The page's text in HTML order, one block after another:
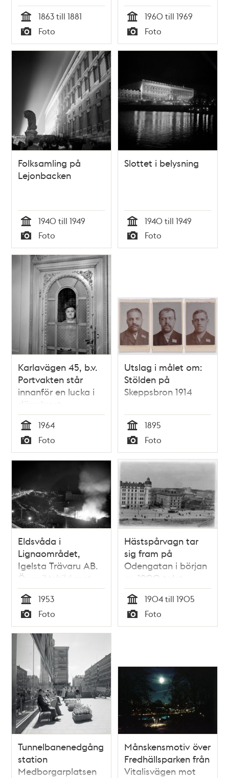
Tid
1863 till 1881
Typ
Foto Tid
1960 till 1969
Typ
Foto
Folksamling på
Lejonbacken
Tid
1940 till 1949
Typ
Foto
Slottet i belysning
Tid
1940 till 1949
Typ
Foto
Karlavägen 45, b.v.
Portvakten står
innanför en lucka i
dörrglaset
Tid
1964
Typ
Foto
Utslag i målet om:
Stölden på
Skeppsbron 1914
Tid
1895
Typ
Foto
Eldsvåda i
Lignaområdet,
Igelsta Trävaru AB.
Översiktsbild mot
Hornsgatan. Den
stora gaveln t. h. är
Högalids vårdhem
Tid
1953
Typ
Foto
Hästspårvagn tar
sig fram på
Odengatan i början
av 1900-talet
Tid
1904 till 1905
Typ
Foto
Tunnelbanenedgång
station
Medborgarplatsen
Månskensmotiv över
Fredhällsparken från
Vitalisvägen mot